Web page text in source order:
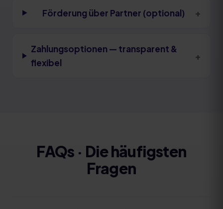
Förderung über Partner (optional) +
Zahlungsoptionen — transparent &
flexibel
+
FAQs · Die häufigsten
Fragen